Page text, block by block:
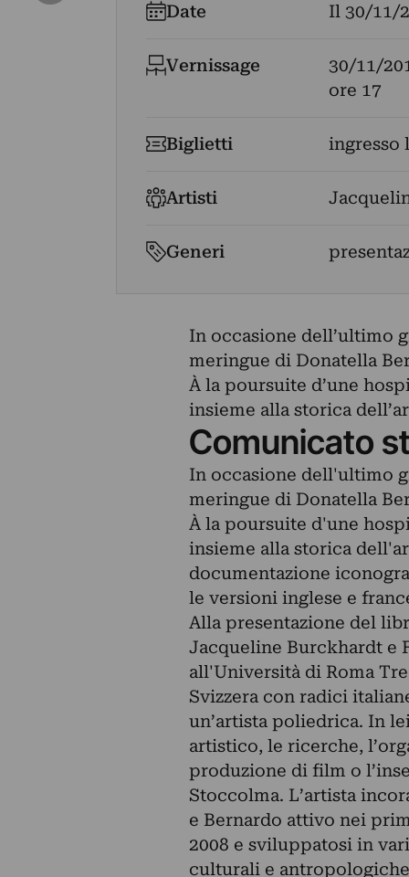
Date Il 30/11/
Vernissage
30/11/
ore 17
Biglietti ingresso
Artisti
Generi
In occasione dell’ultimo
meringue di Donatella
À la poursuite d’une
insieme alla storica
Comunicato
In occasione dell'ultimo
meringue di Donatella
À la poursuite d'une
insieme alla storica
documentazione
le versioni inglese e
Alla presentazione del
Jacqueline Burckhardt e
all'Università di Roma
Svizzera con radici
un’artista poliedrica. In
artistico, le ricerche,
produzione di film o
Stoccolma. L’artista
e Bernardo attivo nei
2008 e sviluppatosi in
culturali e